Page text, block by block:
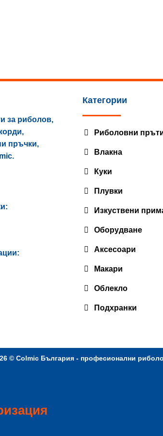
page
за риболов,
пръчки,
Категории
Риболовни
Влакна
Куки
Плувки
Изкуствени
Оборудване
Аксесоари
Макари
Облекло
Подхранки
© Colmic България - професионални